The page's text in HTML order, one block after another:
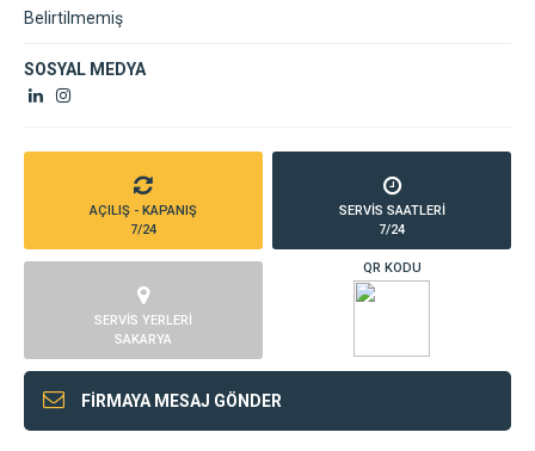
Belirtilmemiş
SOSYAL MEDYA
AÇILIŞ - KAPANIŞ
7/24
SERVİS SAATLERİ
7/24
SERVİS YERLERİ
SAKARYA
QR KODU
FİRMAYA MESAJ GÖNDER